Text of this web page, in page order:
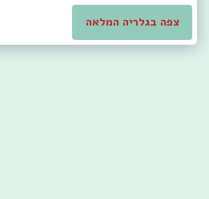
צפה בגלריה המלאה